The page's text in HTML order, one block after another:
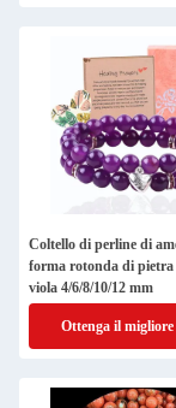
Coltello di perline di
forma rotonda di pietra
viola 4/6/8/10/12 mm
Ottenga il migliore